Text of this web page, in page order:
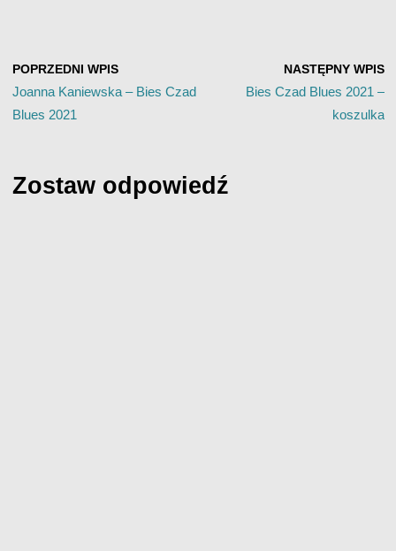
POPRZEDNI WPIS
Joanna Kaniewska – Bies Czad
Blues 2021
NASTĘPNY WPIS
Bies Czad Blues 2021 –
koszulka
Zostaw odpowiedź